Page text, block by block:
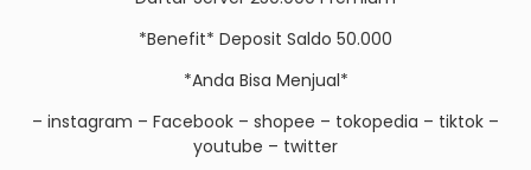
*Benefit* Deposit Saldo 50.000
*Anda Bisa Menjual*
– instagram – Facebook – shopee – tokopedia – tiktok –
youtube – twitter